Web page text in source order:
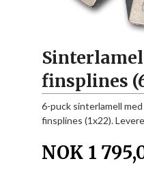
finsplines
6-puck sinterlamell
finsplines (1x22).
NOK 1